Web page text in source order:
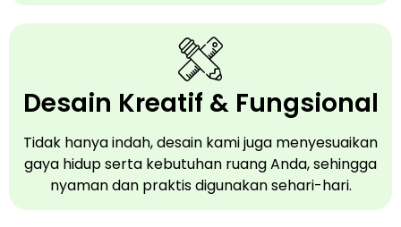
Desain Kreatif & Fungsional
Tidak hanya indah, desain kami juga menyesuaikan
gaya hidup serta kebutuhan ruang Anda, sehingga
nyaman dan praktis digunakan sehari-hari.